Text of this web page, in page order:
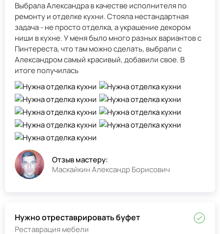
Выбрала Александра в качестве исполнителя по
ремонту и отделке кухни. Стояла нестандартная
задача - не просто отделка, а украшение декором
ниши в кухне. У меня было много разных вариантов с
Пинтереста, что там можно сделать, выбрали с
Александром самый красивый, добавили свое. В
итоге получилась
Отзыв мастеру:
Маскайкин Александр Борисович
Нужно отреставрировать буфет
Реставрация мебели